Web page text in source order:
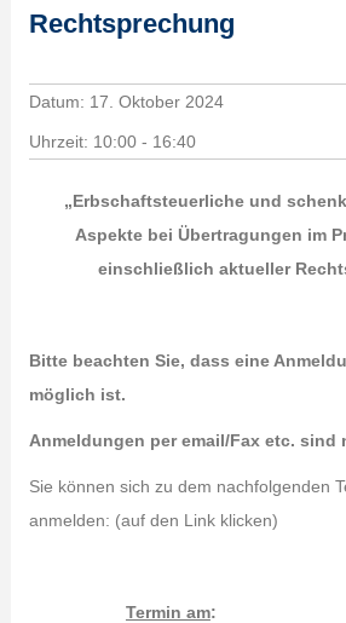
Rechtsprechung
Datum: 17. Oktober 2024
Uhrzeit: 10:00 - 16:40
„Erbschaftsteuerliche und
Aspekte bei Übertragungen im
einschließlich aktueller
Bitte beachten Sie, dass eine
möglich ist.
Anmeldungen per email/Fax etc. sind
Sie können sich zu dem nachfolgenden
anmelden: (auf den Link klicken)
Termin am: